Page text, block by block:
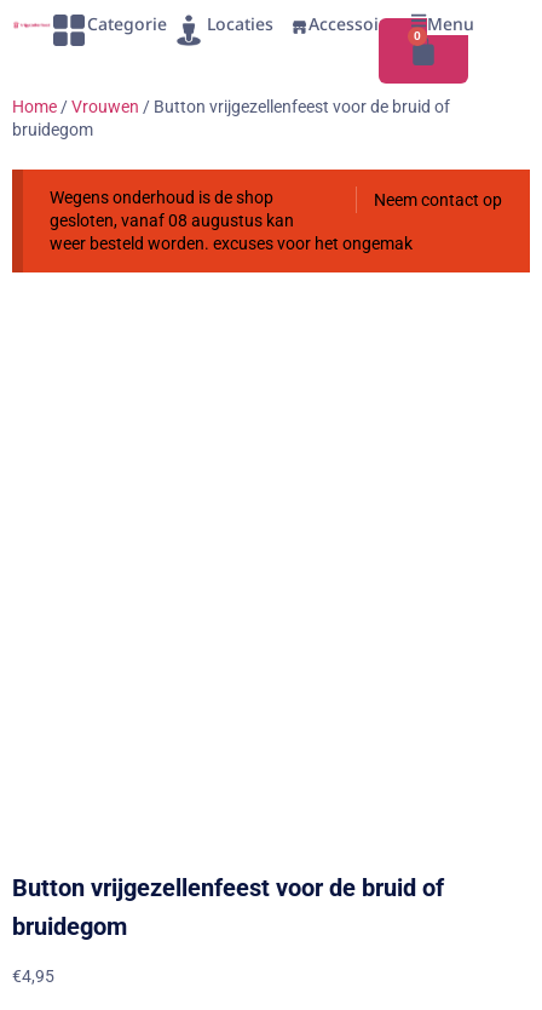
Categorie Locaties Accessoires
0
Menu
Home /Vrouwen / Button vrijgezellenfeest voor de bruid of
bruidegom
Neem contact op
Wegens onderhoud is de shop
gesloten, vanaf 08 augustus kan
weer besteld worden. excuses voor het ongemak
Button vrijgezellenfeest voor de bruid of
bruidegom
€4,95